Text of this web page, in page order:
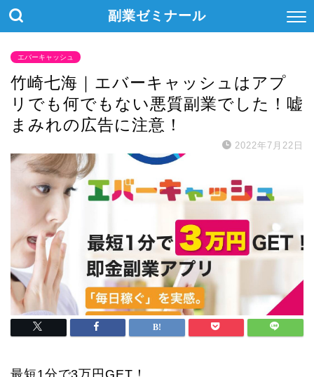
副業ゼミナール
エバーキャッシュ
竹崎七海｜エバーキャッシュはアプ
リでも何でもない悪質副業でした！嘘
まみれの広告に注意！
2022年7月22日
最短1分で3万円GET！